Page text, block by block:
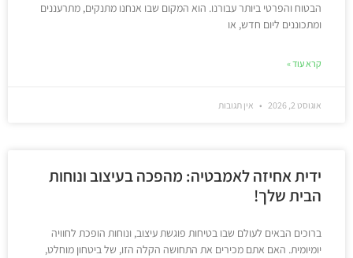
הבטוח והפרטי ביותר עבורנו. הוא המקום שבו אנחנו מתנקים, מתרעננים
ומתכוננים ליום חדש, או
קרא עוד »
אוגוסט 2, 2026 אין תגובות
ידית אחיזה לאמבטיה: מהפכה בעיצוב ונוחות
הבית שלך!
ברוכים הבאים לעולם שבו בטיחות פוגשת עיצוב, ונוחות הופכת לחוויה
יומיומית. האם אתם מכירים את התחושה הקלה הזו, של ביטחון מוחלט,